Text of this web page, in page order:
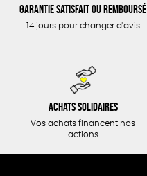
Garantie satisfait ou remboursé
14 jours pour changer d'avis
Achats solidaires
Vos achats financent nos
actions